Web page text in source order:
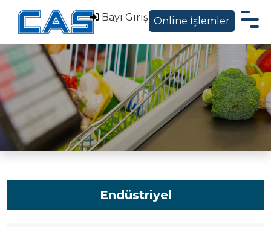
Bayi Giriş Online İşlemler
Hakkımızda
Ürünler
Sektörel Çözümler
Servis Destek
Endüstriyel